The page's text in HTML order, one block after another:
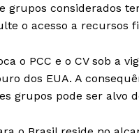
grupos considerados
o acesso a recursos
o PCC e o CV sob a
dos EUA. A
grupos pode ser alvo